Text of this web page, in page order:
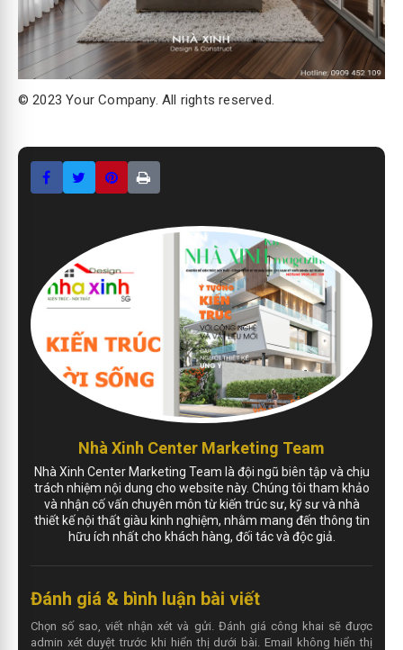
© 2023 Your Company. All rights reserved.
Nhà Xinh Center Marketing Team
Nhà Xinh Center Marketing Team là đội ngũ biên tập và chịu
trách nhiệm nội dung cho website này. Chúng tôi tham khảo
và nhận cố vấn chuyên môn từ kiến trúc sư, kỹ sư và nhà
thiết kế nội thất giàu kinh nghiệm, nhằm mang đến thông tin
hữu ích nhất cho khách hàng, đối tác và độc giả.
Đánh giá & bình luận bài viết
Chọn số sao, viết nhận xét và gửi. Đánh giá công khai sẽ được
admin xét duyệt trước khi hiển thị dưới bài. Email không hiển thị